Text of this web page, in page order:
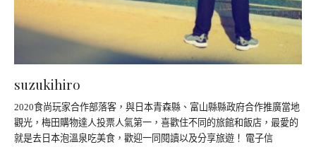
suzukihiro
2020食尚玩家合作部落客，與日本青森縣、富山縣縣政府合作推廣當地
觀光，梅田購物達人投票人氣第一，喜歡住不同的旅館和飯店，最愛的
就是去日本泡溫泉吃美食，歡迎一同閱讀以及分享旅遊！ 電子信